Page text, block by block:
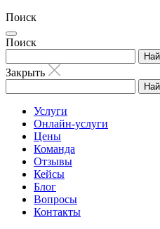
Поиск
Поиск
Закрыть
Услуги
Онлайн-услуги
Цены
Команда
Отзывы
Кейсы
Блог
Вопросы
Контакты